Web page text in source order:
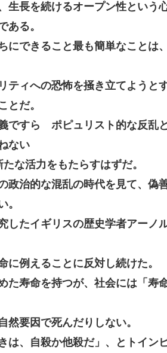
生長を続けるオープン性という
ある。
にできること最も簡単なことは
ティへの恐怖を掻き立てようと
とだ。
ですら ポピュリスト的な反乱
ない
たな活力をもたらすはずだ。
政治的な混乱の時代を見て、偽
したイギリスの歴史学者アーノ
例えることに反対し続けた。
た寿命を持つが、社会には「寿
要因で死んだりしない。
は、自殺か他殺だ」、とトイン